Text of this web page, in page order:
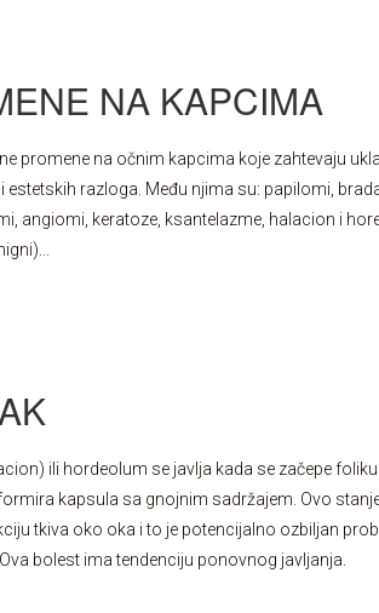
NA KAPCIMA
promene na očnim kapcima koje zahtevaju
estetskih razloga. Među njima su: papilomi,
angiomi, keratoze, ksantelazme, halacion i
ili hordeolum se javlja kada se začepe
kapsula sa gnojnim sadržajem. Ovo
tkiva oko oka i to je potencijalno ozbiljan
bolest ima tendenciju ponovnog javljanja.